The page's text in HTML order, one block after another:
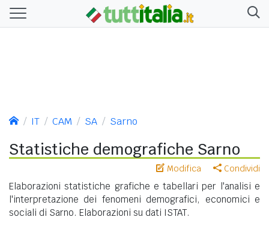
IT CAM SA Sarno
Statistiche demografiche Sarno
Modifica Condividi
Elaborazioni statistiche grafiche e tabellari per l'analisi e
l'interpretazione dei fenomeni demografici, economici e
sociali di Sarno. Elaborazioni su dati ISTAT.